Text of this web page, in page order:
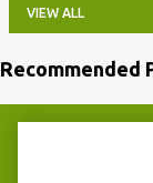
VIEW ALL
Recommended